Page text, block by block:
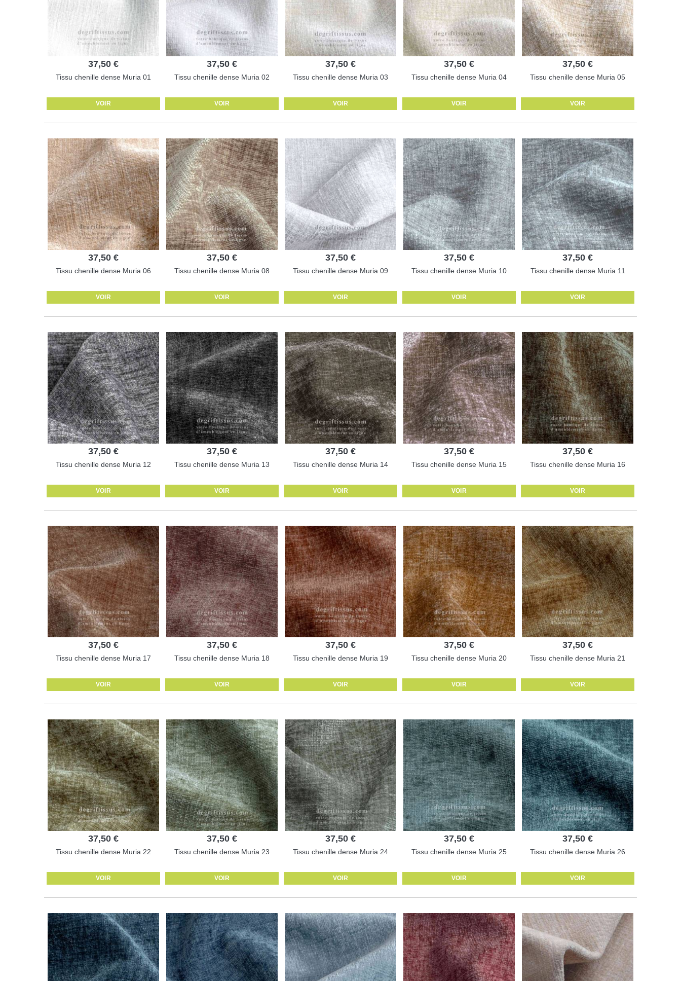
37,50 €
Tissu chenille dense Muria 01
VOIR
37,50 €
Tissu chenille dense Muria 02
VOIR
37,50 €
Tissu chenille dense Muria 03
VOIR
37,50 €
Tissu chenille dense Muria 04
VOIR
37,50 €
Tissu chenille dense Muria 05
VOIR
37,50 €
Tissu chenille dense Muria 06
VOIR
37,50 €
Tissu chenille dense Muria 08
VOIR
37,50 €
Tissu chenille dense Muria 09
VOIR
37,50 €
Tissu chenille dense Muria 10
VOIR
37,50 €
Tissu chenille dense Muria 11
VOIR
37,50 €
Tissu chenille dense Muria 12
VOIR
37,50 €
Tissu chenille dense Muria 13
VOIR
37,50 €
Tissu chenille dense Muria 14
VOIR
37,50 €
Tissu chenille dense Muria 15
VOIR
37,50 €
Tissu chenille dense Muria 16
VOIR
37,50 €
Tissu chenille dense Muria 17
VOIR
37,50 €
Tissu chenille dense Muria 18
VOIR
37,50 €
Tissu chenille dense Muria 19
VOIR
37,50 €
Tissu chenille dense Muria 20
VOIR
37,50 €
Tissu chenille dense Muria 21
VOIR
37,50 €
Tissu chenille dense Muria 22
VOIR
37,50 €
Tissu chenille dense Muria 23
VOIR
37,50 €
Tissu chenille dense Muria 24
VOIR
37,50 €
Tissu chenille dense Muria 25
VOIR
37,50 €
Tissu chenille dense Muria 26
VOIR